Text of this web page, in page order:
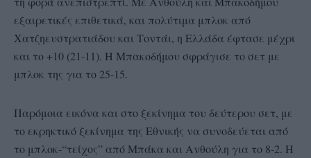
εξαιρετικές επιθετικά, και πολύτιμα μπλοκ από
Χατζηευστρατιάδου και Τοντάι, η Ελλάδα έφτασε μέχρι
και το +10 (21-11). Η Μπακοδήμου σφράγισε το σετ με
μπλοκ της για το 25-15.
Παρόμοια εικόνα και στο ξεκίνημα του δεύτερου σετ, με
το εκρηκτικό ξεκίνημα της Εθνικής να συνοδεύεται από
το μπλοκ-“τείχος” από Μπάκα και Ανθούλη για το 8-2. Η